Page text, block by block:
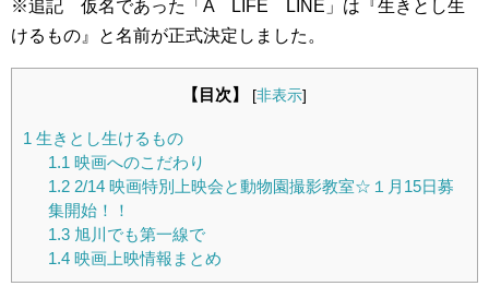
※追記 仮名であった「A LIFE LINE」は『生きとし生
けるもの』と名前が正式決定しました。
【目次】 [非表示]
1 生きとし生けるもの
1.1 映画へのこだわり
1.22/14 映画特別上映会と動物園撮影教室☆１月15日募
集開始！！
1.3旭川でも第一線で
1.4映画上映情報まとめ